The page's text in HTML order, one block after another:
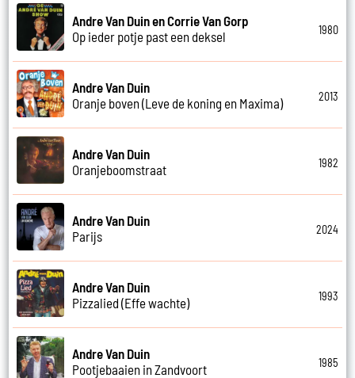
Andre Van Duin en Corrie Van Gorp
Op ieder potje past een deksel
1980
Andre Van Duin
Oranje boven (Leve de koning en Maxima)
2013
Andre Van Duin
Oranjeboomstraat
1982
Andre Van Duin
Parijs
2024
Andre Van Duin
Pizzalied (Effe wachte)
1993
Andre Van Duin
Pootjebaaien in Zandvoort
1985